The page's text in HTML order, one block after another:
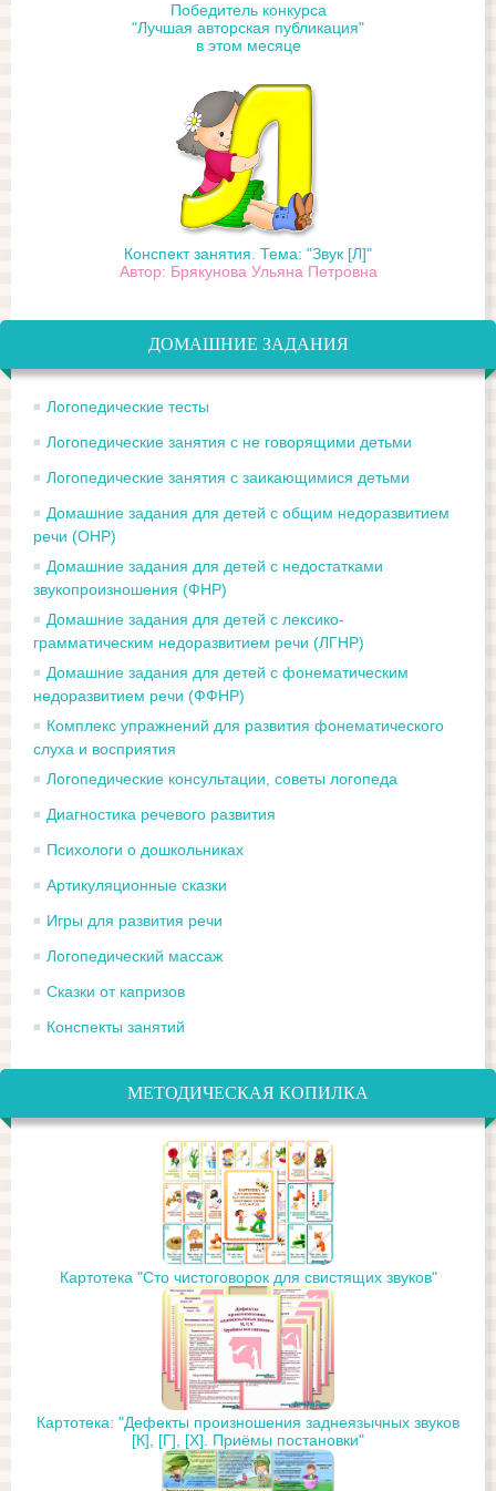
Победитель конкурса
"Лучшая авторская публикация"
в этом месяце
Конспект занятия. Тема: "Звук [Л]"
Автор: Брякунова Ульяна Петровна
ДОМАШНИЕ ЗАДАНИЯ
Логопедические тесты
Логопедические занятия с не говорящими детьми
Логопедические занятия с заикающимися детьми
Домашние задания для детей с общим недоразвитием
речи (ОНР)
Домашние задания для детей с недостатками
звукопроизношения (ФНР)
Домашние задания для детей с лексико-
грамматическим недоразвитием речи (ЛГНР)
Домашние задания для детей с фонематическим
недоразвитием речи (ФФНР)
Комплекс упражнений для развития фонематического
слуха и восприятия
Логопедические консультации, советы логопеда
Диагностика речевого развития
Психологи о дошкольниках
Артикуляционные сказки
Игры для развития речи
Логопедический массаж
Сказки от капризов
Конспекты занятий
МЕТОДИЧЕСКАЯ КОПИЛКА
Картотека "Сто чистоговорок для свистящих звуков"
Картотека: "Дефекты произношения заднеязычных звуков
[К], [Г], [Х]. Приёмы постановки"